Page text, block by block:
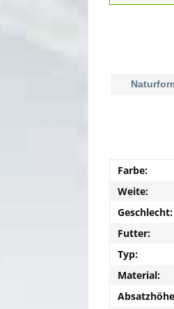
Farbe:
Weite:
Geschlecht:
Futter:
Typ:
Material: